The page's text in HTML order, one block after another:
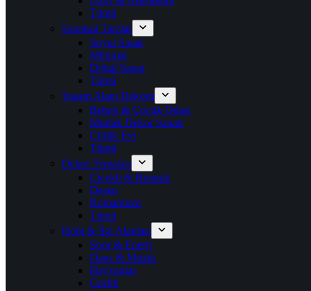
Tümü
Sanatsal Tarzlar
Soyut Sanat
Minimal
Dijital Sanat
Tümü
Yaşam Alanı Dekoru
Bebek & Çocuk Odası
Mutfak Dekor Sanatı
Çiftlik Evi
Tümü
Dekor Temaları
Çiçekli & Botanik
Desen
Romantizm
Tümü
Hobi & İlgi Alanları
Spor & Enerji
Dans & Müzik
Hayvanlar
Grafiti